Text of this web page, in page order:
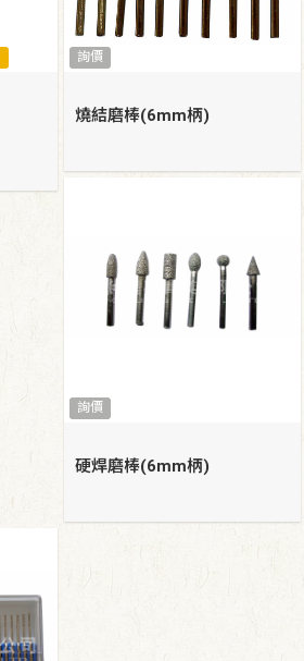
詢價
燒結磨棒(6mm柄)
詢價
硬焊磨棒(6mm柄)